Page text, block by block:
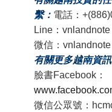
繫： 電話：
Line：vnlandnote
微信：vnlandnote
有關更多越南資
臉書Facebook：
微信公眾號：